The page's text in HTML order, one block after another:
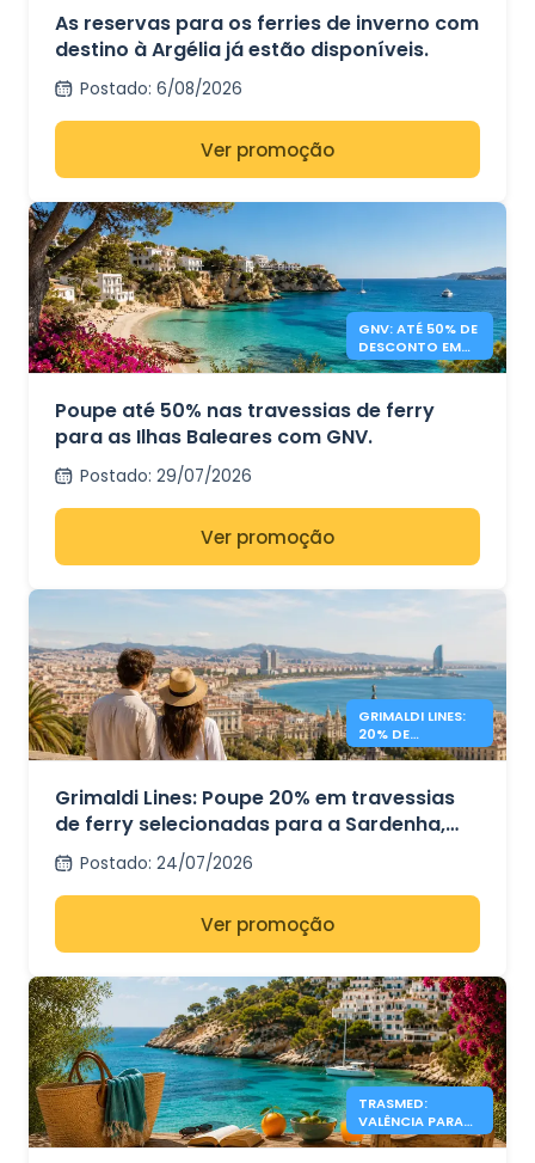
FUNCIONAMENTO
.
As reservas para os ferries de inverno com
destino à Argélia já estão disponíveis.
Postado: 6/08/2026
Ver promoção
GNV: ATÉ 50% DE
DESCONTO EM
FERRIES PARA AS
Poupe até 50% nas travessias de ferry
para as Ilhas Baleares com GNV.
Postado: 29/07/2026
Ver promoção
GRIMALDI LINES:
20% DE
DESCONTO EM
MEDITERRÂNEO
Grimaldi Lines: Poupe 20% em travessias
de ferry selecionadas para a Sardenha,
Sicília e Espanha.
Postado: 24/07/2026
Ver promoção
TRASMED:
VALÊNCIA PARA
IBIZA E MAIORCA